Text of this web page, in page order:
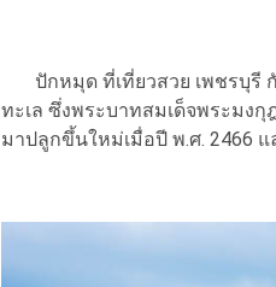
ปักหมุด ที่เที่ยวสวย เพชรบุรี
ทะเล ซึ่งพระบาทสมเด็จพระมงกุ
มาปลูกขึ้นใหม่เมื่อปี พ.ศ. 2466